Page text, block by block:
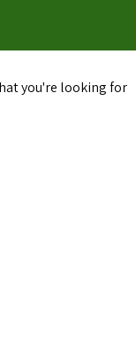
you're looking for.